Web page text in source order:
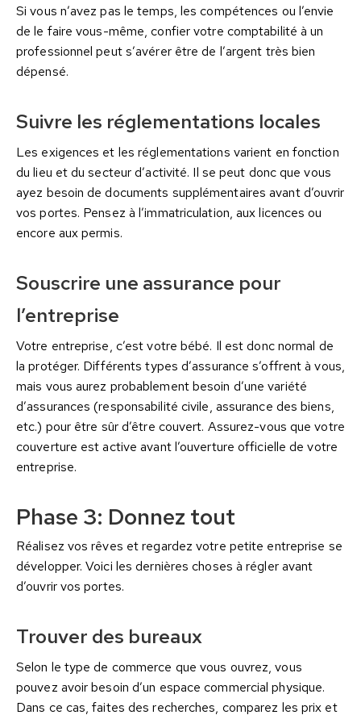
Si vous n’avez pas le temps, les compétences ou l’envie
de le faire vous-même, confier votre comptabilité à un
professionnel peut s’avérer être de l’argent très bien
dépensé.
Suivre les réglementations locales
Les exigences et les réglementations varient en fonction
du lieu et du secteur d’activité. Il se peut donc que vous
ayez besoin de documents supplémentaires avant d’ouvrir
vos portes. Pensez à l’immatriculation, aux licences ou
encore aux permis.
Souscrire une assurance pour
l’entreprise
Votre entreprise, c’est votre bébé. Il est donc normal de
la protéger. Différents types d’assurance s’offrent à vous,
mais vous aurez probablement besoin d’une variété
d’assurances (responsabilité civile, assurance des biens,
etc.) pour être sûr d’être couvert. Assurez-vous que votre
couverture est active avant l’ouverture officielle de votre
entreprise.
Phase 3: Donnez tout
Réalisez vos rêves et regardez votre petite entreprise se
développer. Voici les dernières choses à régler avant
d’ouvrir vos portes.
Trouver des bureaux
Selon le type de commerce que vous ouvrez, vous
pouvez avoir besoin d’un espace commercial physique.
Dans ce cas, faites des recherches, comparez les prix et